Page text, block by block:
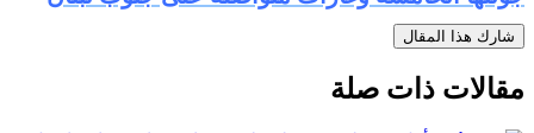
شارك هذا المقال
مقالات ذات صلة